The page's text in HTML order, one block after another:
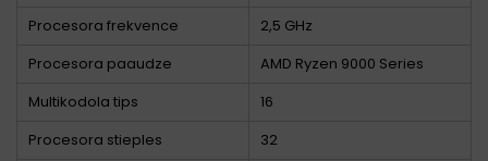
Procesora frekvence
2,5 GHz
Procesora paaudze
AMD Ryzen 9000 Series
Multikodola tips
16
Procesora stieples
32